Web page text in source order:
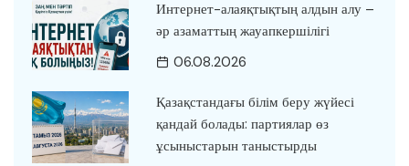
Интернет-алаяқтықтың алдын алу –
әр азаматтың жауапкершілігі
06.08.2026
Қазақстандағы білім беру жүйесі
қандай болады: партиялар өз
ұсыныстарын таныстырды